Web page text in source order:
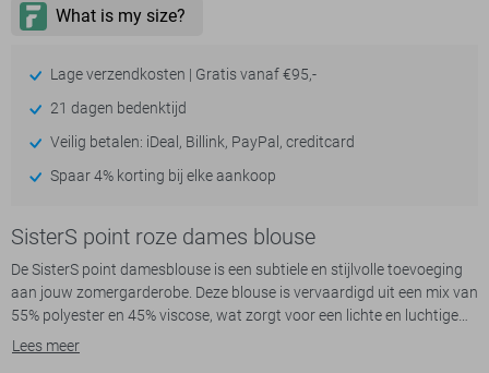
Lage verzendkosten | Gratis vanaf €95,-
21 dagen bedenktijd
Veilig betalen: iDeal, Billink, PayPal, creditcard
Spaar 4% korting bij elke aankoop
SisterS point roze dames blouse
De SisterS point damesblouse is een subtiele en stijlvolle toevoeging
aan jouw zomergarderobe. Deze blouse is vervaardigd uit een mix van
55% polyester en 45% viscose, wat zorgt voor een lichte en luchtige
pasvorm die ideaal is voor warme dagen. De zachte roze kleur samen
Lees meer